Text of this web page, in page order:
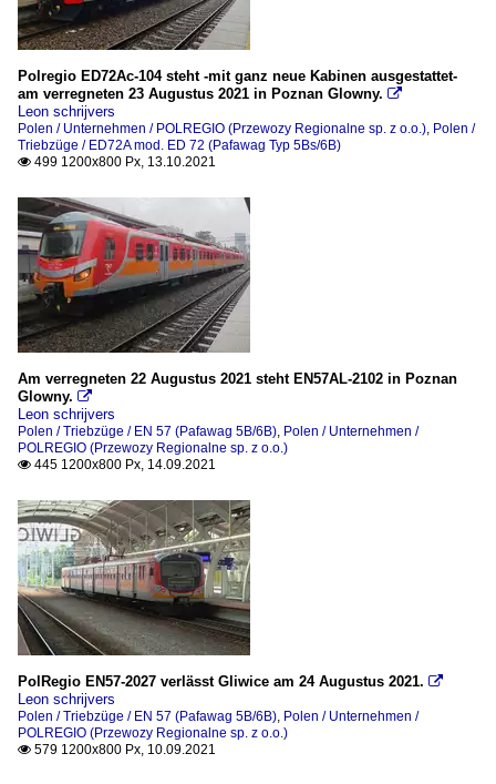
Polregio ED72Ac-104 steht -mit ganz neue Kabinen ausgestattet-
am verregneten 23 Augustus 2021 in Poznan Glowny. 
Leon schrijvers
Polen / Unternehmen / POLREGIO (Przewozy Regionalne sp. z o.o.), Polen /
Triebzüge / ED72A mod. ED 72 (Pafawag Typ 5Bs/6B)
 499 1200x800 Px, 13.10.2021
Am verregneten 22 Augustus 2021 steht EN57AL-2102 in Poznan
Glowny. 
Leon schrijvers
Polen / Triebzüge / EN 57 (Pafawag 5B/6B), Polen / Unternehmen /
POLREGIO (Przewozy Regionalne sp. z o.o.)
 445 1200x800 Px, 14.09.2021
PolRegio EN57-2027 verlässt Gliwice am 24 Augustus 2021. 
Leon schrijvers
Polen / Triebzüge / EN 57 (Pafawag 5B/6B), Polen / Unternehmen /
POLREGIO (Przewozy Regionalne sp. z o.o.)
 579 1200x800 Px, 10.09.2021